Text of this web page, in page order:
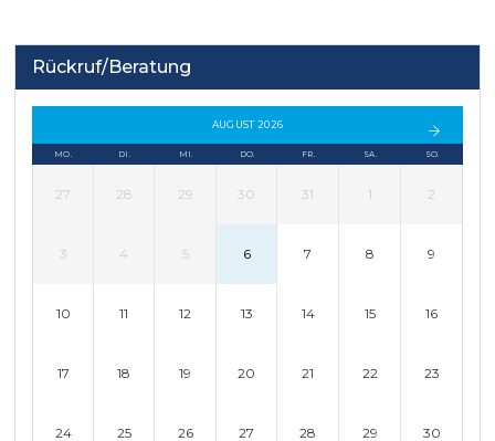
Rückruf/Beratung
AUGUST 2026
MO. DI. MI. DO. FR. SA. SO.
27 28 29 30 31 1 2
3 4 5 6 7 8 9
10 11 12 13 14 15 16
17 18 19 20 21 22 23
24 25 26 27 28 29 30